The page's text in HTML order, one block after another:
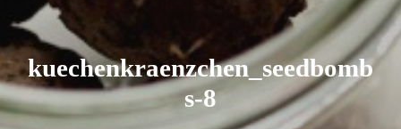
kuechenkraenzchen_seedbomb
s-8